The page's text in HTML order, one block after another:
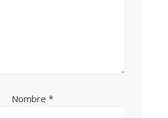
Nombre *